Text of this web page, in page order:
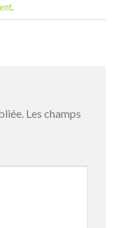
.
Les champs